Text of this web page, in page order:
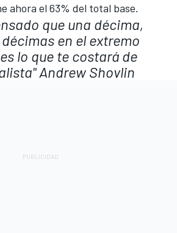
ahora el 63% del total base.
que una décima,
en el extremo
lo que te costará de
Andrew Shovlin